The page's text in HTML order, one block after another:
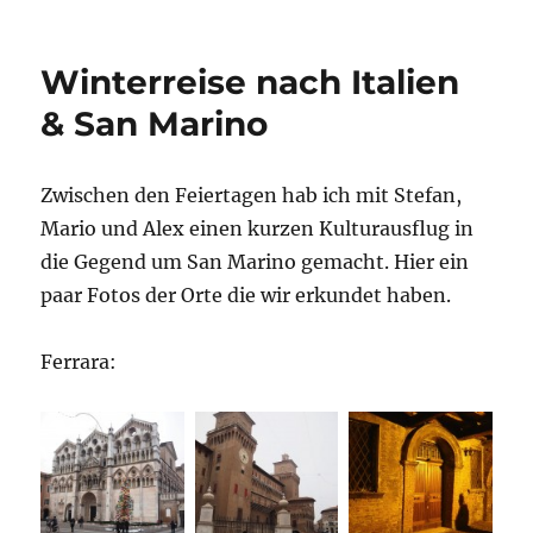
Winterreise nach Italien
& San Marino
Zwischen den Feiertagen hab ich mit Stefan,
Mario und Alex einen kurzen Kulturausflug in
die Gegend um San Marino gemacht. Hier ein
paar Fotos der Orte die wir erkundet haben.
Ferrara: